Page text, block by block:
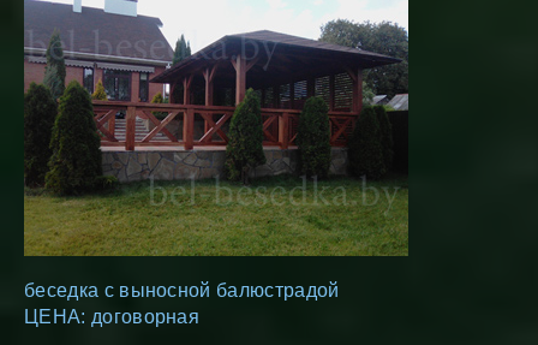
беседка с выносной балюстрадой
ЦЕНА: договорная